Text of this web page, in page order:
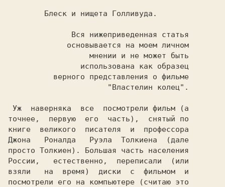
Блеск и нищета Голливуда.
точнее,  первую  его  часть),  снятый по
книге  великого  писателя  и  профессора
Джона   Роналда   Руэла  Толкиена  (дале
просто Толкиен). Большая часть населения
России,   естественно,  переписали  (или
взяли   на  время)  диски  с  фильмом  и
посмотрели его на компьютере (считаю это